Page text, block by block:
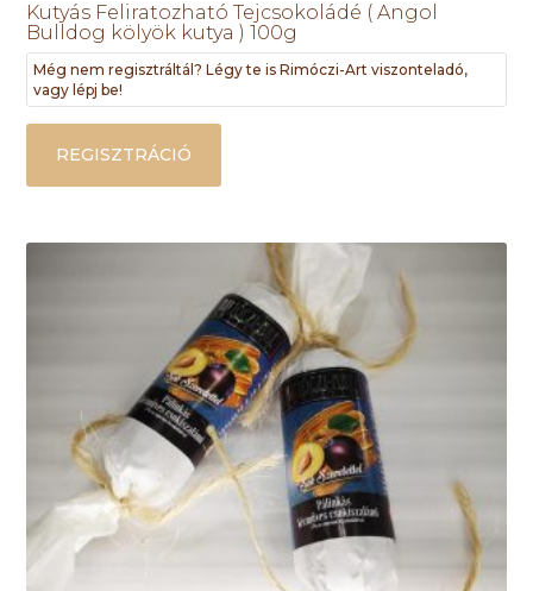
Kutyás Feliratozható Tejcsokoládé ( Angol
Bulldog kölyök kutya ) 100g
Még nem regisztráltál? Légy te is Rimóczi-Art viszonteladó,
vagy lépj be!
REGISZTRÁCIÓ